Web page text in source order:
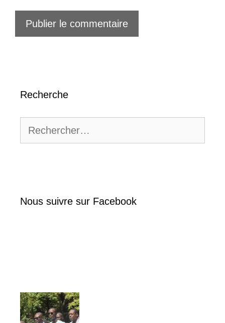
Recherche
Nous suivre sur Facebook